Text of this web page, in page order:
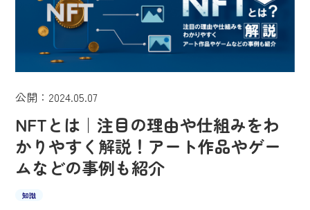
公開：2024.05.07
NFTとは｜注目の理由や仕組みをわ
かりやすく解説！アート作品やゲー
ムなどの事例も紹介
知識